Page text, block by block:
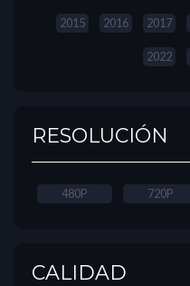
2015 2016 2017
2022
RESOLUCIÓN
480P 720P
CALIDAD